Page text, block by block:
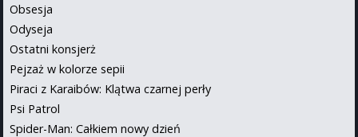
Obsesja
Odyseja
Ostatni konsjerż
Pejzaż w kolorze sepii
Piraci z Karaibów: Klątwa czarnej perły
Psi Patrol
Spider-Man: Całkiem nowy dzień